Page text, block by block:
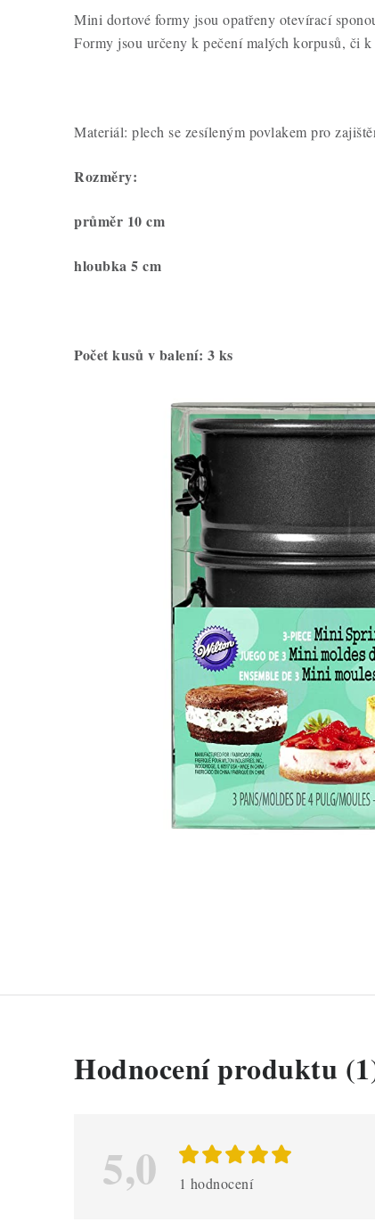
Mini dortové formy jsou opatřeny otevírací
Formy jsou určeny k pečení malých korpusů, či k
Materiál: plech se zesíleným povlakem pro
Rozměry:
průměr 10 cm
hloubka 5 cm
Počet kusů v balení: 3 ks
Hodnocení produktu
5,0 1 hodnocení
V